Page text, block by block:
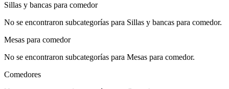
Sillas y bancas para comedor
No se encontraron subcategorías para Sillas y bancas para comedor.
Mesas para comedor
No se encontraron subcategorías para Mesas para comedor.
Comedores